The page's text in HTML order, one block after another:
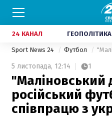
24 КАНАЛ ГЕОПОЛІТИКА
Sport News 24 Футбол
5 листопада, 12:14 1
"Маліновський
російський
співпрацю з